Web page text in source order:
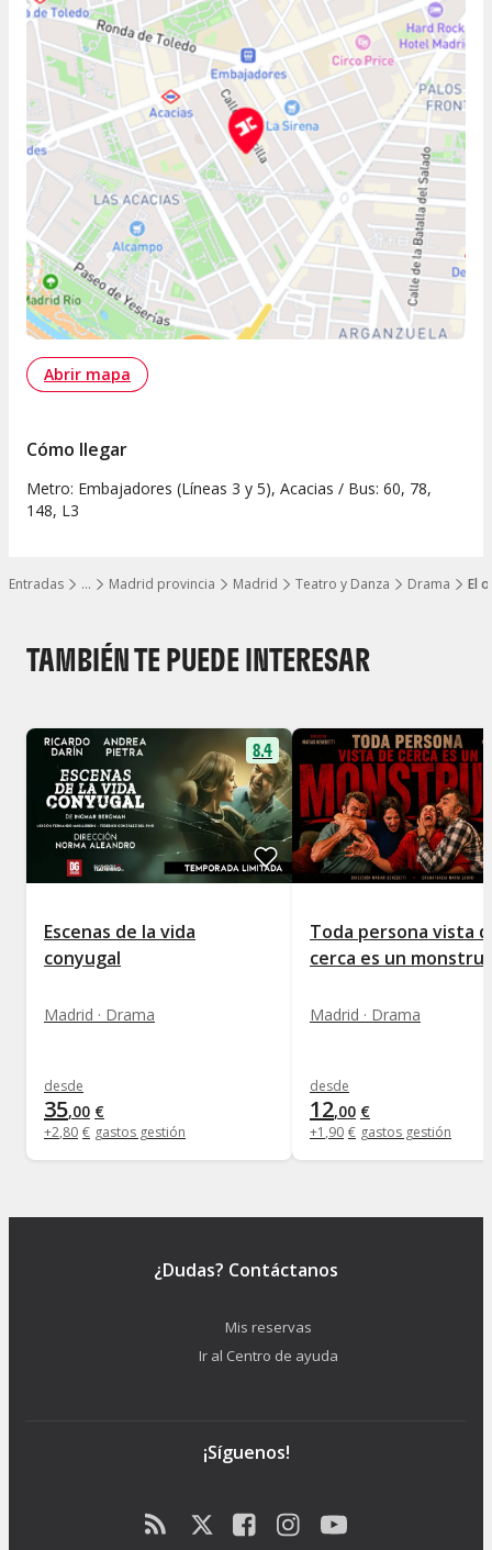
…
Mostrar todos los niveles
Entradas Madrid provincia Madrid Teatro y Danza Drama El
Abrir mapa
Cómo llegar
Metro: Embajadores (Líneas 3 y 5), Acacias / Bus: 60, 78,
148, L3
TAMBIÉN TE PUEDE INTERESAR
8.4
Escenas de la vida
conyugal
Madrid · Drama
desde
35,00 €
+2,80 € gastos gestión
Toda persona vista
cerca es un
Madrid · Drama
desde
12,00 €
+1 ,90 € gastos gestión
¿Dudas? Contáctanos
Mis reservas
Ir al Centro de ayuda
¡Síguenos!